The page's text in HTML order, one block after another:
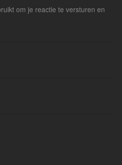
om je reactie te versturen en